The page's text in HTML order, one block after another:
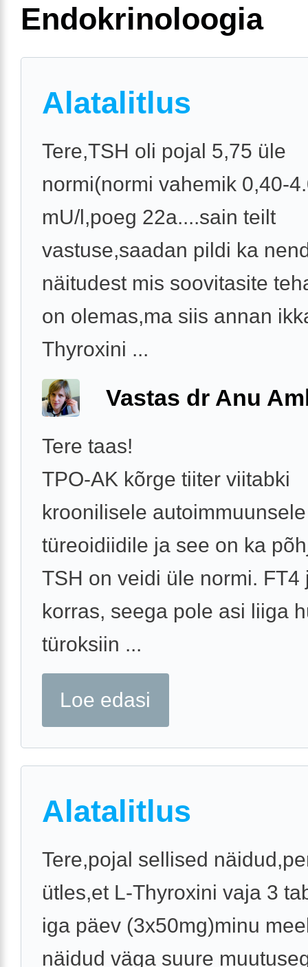
Endokrinoloogia
Alatalitlus
Tere,TSH oli pojal 5,75 üle
normi(normi vahemik 0,40-
mU/l,poeg 22a....sain teilt
vastuse,saadan pildi ka
näitudest mis soovitasite
on olemas,ma siis annan
Thyroxini ...
Vastas dr Anu
Tere taas!
TPO-AK kõrge tiiter viitabki
kroonilisele autoimmuunsele
türeoidiidile ja see on ka
TSH on veidi üle normi. FT4
korras, seega pole asi liiga
türoksiin ...
Loe edasi
Alatalitlus
Tere,pojal sellised
ütles,et L-Thyroxini vaja 3
iga päev (3x50mg)minu
näidud väga suure